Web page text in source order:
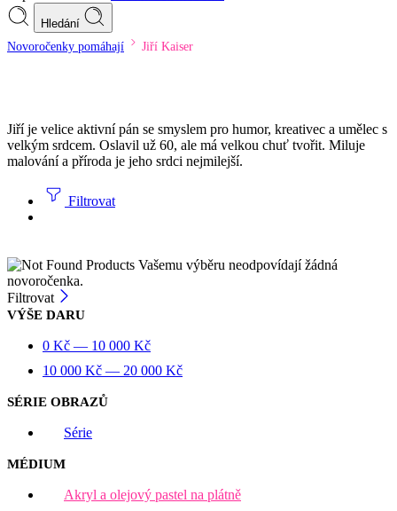
Hledání
Novoročenky pomáhají Jiří Kaiser
Jiří je velice aktivní pán se smyslem pro humor, kreativec a umělec s
velkým srdcem. Oslavil už 60, ale má velkou chuť tvořit. Miluje
malování a příroda je jeho srdci nejmilejší.
Filtrovat
Vašemu výběru neodpovídají žádná
novoročenka.
Filtrovat
VÝŠE DARU
0 Kč — 10 000 Kč
10 000 Kč — 20 000 Kč
SÉRIE OBRAZŮ
Série
MÉDIUM
Akryl a olejový pastel na plátně